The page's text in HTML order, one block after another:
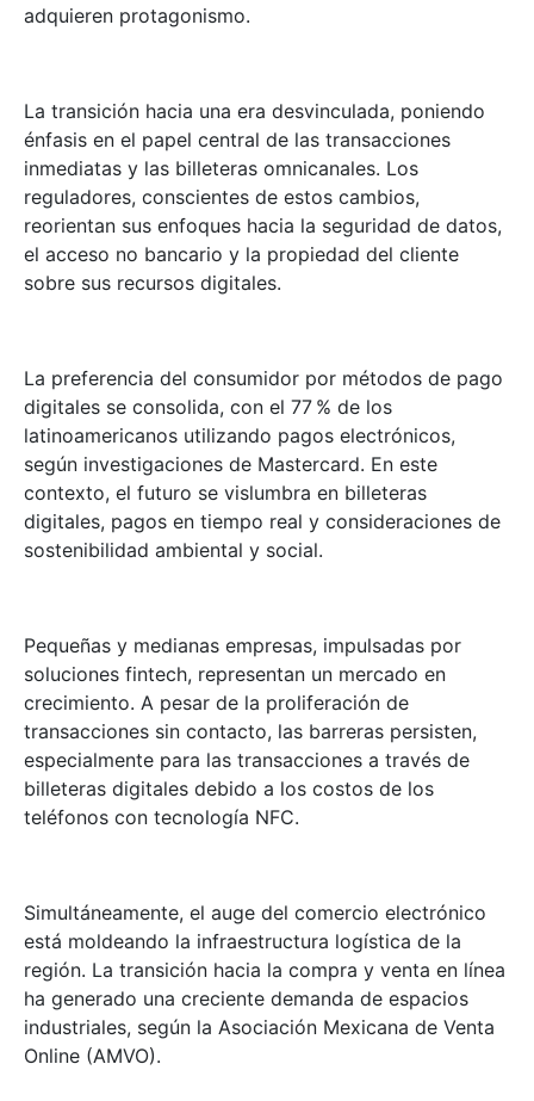
adquieren protagonismo.
La transición hacia una era desvinculada, poniendo
énfasis en el papel central de las transacciones
inmediatas y las billeteras omnicanales. Los
reguladores, conscientes de estos cambios,
reorientan sus enfoques hacia la seguridad de datos,
el acceso no bancario y la propiedad del cliente
sobre sus recursos digitales.
La preferencia del consumidor por métodos de pago
digitales se consolida, con el 77 % de los
latinoamericanos utilizando pagos electrónicos,
según investigaciones de Mastercard. En este
contexto, el futuro se vislumbra en billeteras
digitales, pagos en tiempo real y consideraciones de
sostenibilidad ambiental y social.
Pequeñas y medianas empresas, impulsadas por
soluciones fintech, representan un mercado en
crecimiento. A pesar de la proliferación de
transacciones sin contacto, las barreras persisten,
especialmente para las transacciones a través de
billeteras digitales debido a los costos de los
teléfonos con tecnología NFC.
Simultáneamente, el auge del comercio electrónico
está moldeando la infraestructura logística de la
región. La transición hacia la compra y venta en línea
ha generado una creciente demanda de espacios
industriales, según la Asociación Mexicana de Venta
Online (AMVO).